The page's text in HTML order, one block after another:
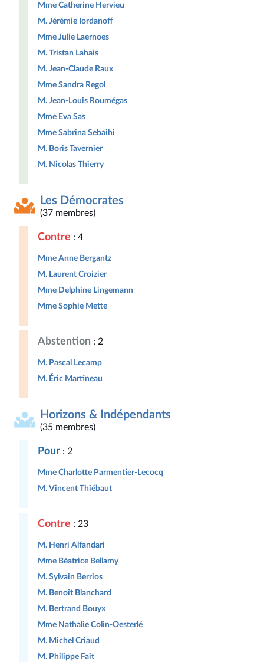
Mme Catherine Hervieu
M. Jérémie Iordanoff
Mme Julie Laernoes
M. Tristan Lahais
M. Jean-Claude Raux
Mme Sandra Regol
M. Jean-Louis Roumégas
Mme Eva Sas
Mme Sabrina Sebaihi
M. Boris Tavernier
M. Nicolas Thierry
Les Démocrates
(37 membres)
Contre : 4
Mme Anne Bergantz
M. Laurent Croizier
Mme Delphine Lingemann
Mme Sophie Mette
Abstention : 2
M. Pascal Lecamp
M. Éric Martineau
Horizons & Indépendants
(35 membres)
Pour : 2
Mme Charlotte Parmentier-Lecocq
M. Vincent Thiébaut
Contre : 23
M. Henri Alfandari
Mme Béatrice Bellamy
M. Sylvain Berrios
M. Benoît Blanchard
M. Bertrand Bouyx
Mme Nathalie Colin-Oesterlé
M. Michel Criaud
M. Philippe Fait